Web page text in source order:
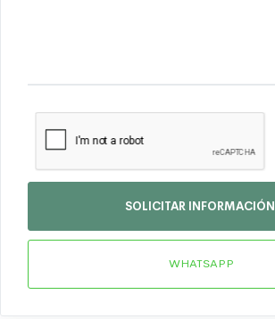
SOLICITAR INFORMACIÓN
WHATSAPP